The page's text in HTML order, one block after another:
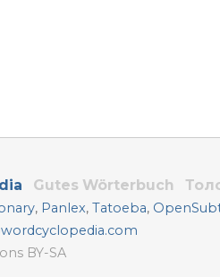
Gutes Wörterbuch
, Panlex,Tatoeba,
BY-SA